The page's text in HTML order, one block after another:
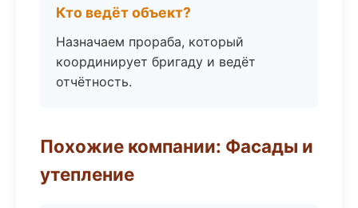
Кто ведёт объект?
Назначаем прораба, который
координирует бригаду и ведёт
отчётность.
Похожие компании: Фасады и
утепление